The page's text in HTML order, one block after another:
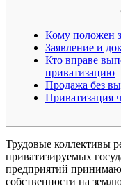
Кому положен
Заявление и
Кто вправе
приватизацию
Продажа без
Приватизация
Трудовые коллективы
приватизируемых
предприятий
собственно­сти на